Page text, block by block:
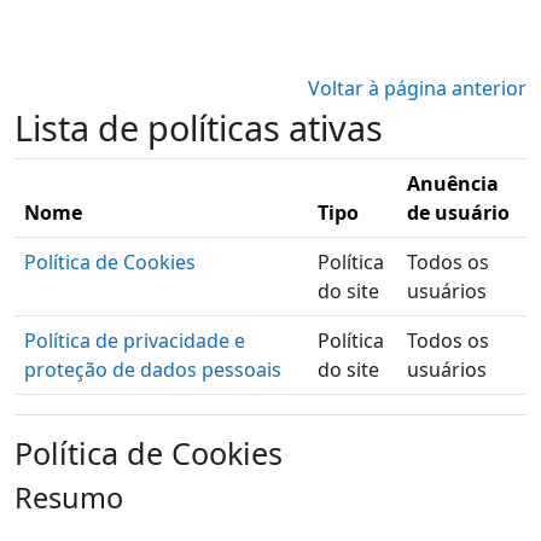
Voltar à página anterior
Lista de políticas ativas
Nome Tipo
Anuência
de usuário
Política de Cookies
Política
do site
Todos os
usuários
Política de privacidade e
proteção de dados pessoais
Política
do site
Todos os
usuários
Política de Cookies
Resumo